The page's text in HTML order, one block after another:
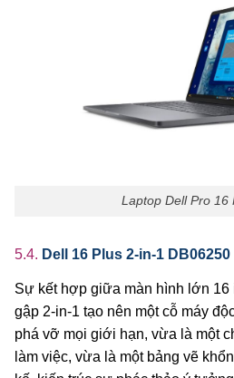
Laptop Dell Pro 16
5.4. Dell 16 Plus 2-in-1 DB06250
Sự kết hợp giữa màn hình lớn 16
gập 2-in-1 tạo nên một cỗ máy
phá vỡ mọi giới hạn, vừa là một
làm việc, vừa là một bảng vẽ